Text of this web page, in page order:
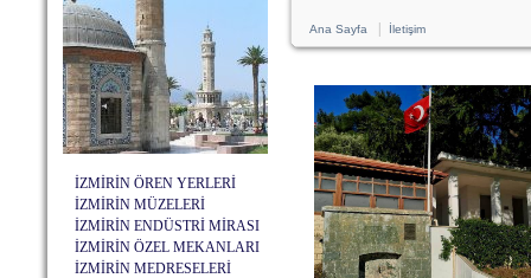
İZMİRİN ÖREN YERLERİ
İZMİRİN MÜZELERİ
İZMİRİN ENDÜSTRİ MİRASI
İZMİRİN ÖZEL MEKANLARI
İZMİRİN MEDRESELERİ
Ana Sayfa| İletişim